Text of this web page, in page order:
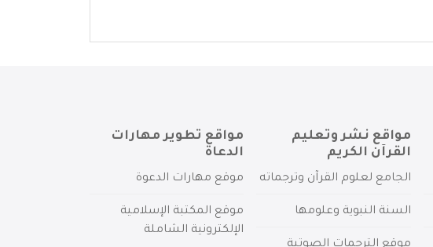
مواقع نشر وتعليم
القرآن الكريم
الجامع لعلوم القرآن وترجماته
السنة النبوية وعلومها
مواقع تطوير مهارات
الدعاة
موقع مهارات الدعوة
موقع المكتبة الإسلامية
الإلكترونية الشاملة